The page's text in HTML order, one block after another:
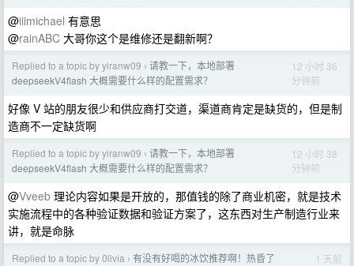
@iiimichael 有意思
@rainABC 大哥你这个是维修还是翻新啊？
Replied to a topic by yiranw09 › 请教一下，本地部署
deepseekV4flash 大概需要什么样的配置需求？
12 小时 36
分钟前
好像 V 站的朋友很少和供应商打交道，渠道商肯定是缺货的，但是制
造商不一定缺货啊
Replied to a topic by yiranw09 › 请教一下，本地部署
deepseekV4flash 大概需要什么样的配置需求？
12 小时 38
分钟前
@Vveeb 理论内容如果是开放的，那值钱的除了商业机密，就是技术
实施流程中的各种验证数据和验证方案了，这东西对生产制造行业来
讲，就是命脉
Replied to a topic by 0livia › 有没有好喝的冰饮推荐啊！热昏了 1 天前